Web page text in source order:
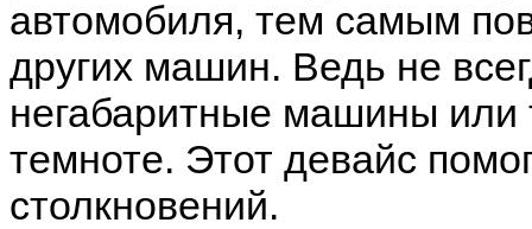
автомобиля, тем самым
других машин. Ведь не
негабаритные машины или
темноте. Этот девайс
столкновений.